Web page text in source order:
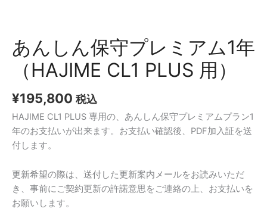
あんしん保守プレミアム1年
（HAJIME CL1 PLUS 用）
¥195,800 税込
HAJIME CL1 PLUS 専用の、あんしん保守プレミアムプラン1
年のお支払いが出来ます。お支払い確認後、PDF加入証を送
付します。
更新希望の際は、送付した更新案内メールをお読みいただ
き、事前にご契約更新の許諾意思をご連絡の上、お支払いを
お願いします。
し
ん
プ
レ
ミ
ア
1
年
（HAJIME
CL1